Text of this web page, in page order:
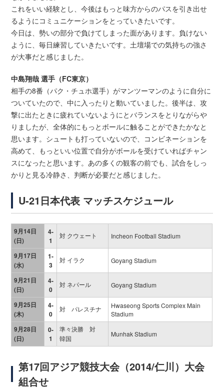
これをいい経験とし、今後はもっと味方からのパスを引き出せ
るようにコミュニケーションをとっていきたいです。
今日は、勢いの部分で負けてしまった面があります。負けない
ように、毎日練習していきたいです。土壇場での気持ちの強さ
が大事だと感じました。
中島翔哉 選手（FC東京）
相手の8番（パク・チュホ選手）がマンツーマンのように自分に
ついていたので、中に入ったりと動いていました。後半は、攻
撃に出たときに疲れていないようにとバランスをとりながらや
りましたが、全体的にもっとボールに触ることができたかなと
思います。シュートも打っていないので、コンビネーションを
高めて、もっといい位置で自分がボールを受けていればチャン
スになったと思います。あの多くの観客の前でも、試合をしっ
かりと見る冷静さ、判断が必要だと感じました。
U-21日本代表 マッチスケジュール
9月14日
(日)
4-
1
対 クウェート Incheon Football Stadium
9月17日
(水)
1-
3
対 イラク Goyang Stadium
9月21日
(日)
4-
0
対 ネパール Goyang Stadium
9月25日
(木)
4-
0
対 パレスチナ
Hwaseong Sports Complex Main
Stadium
9月28日
(日)
0-
1
準々決勝 対
韓国
Munhak Stadium
第17回アジア競技大会（2014/仁川）大会
組合せ